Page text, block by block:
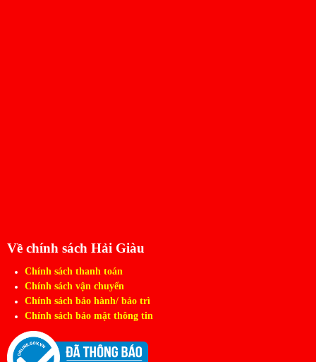
Về chính sách Hải Giàu
Chính sách thanh toán
Chính sách vận chuyển
Chính sách bảo hành/ bảo trì
Chính sách bảo mật thông tin